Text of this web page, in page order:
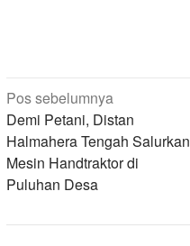
Navigasi
pos
Pos sebelumnya
Demi Petani, Distan
Halmahera Tengah Salurkan
Mesin Handtraktor di
Puluhan Desa